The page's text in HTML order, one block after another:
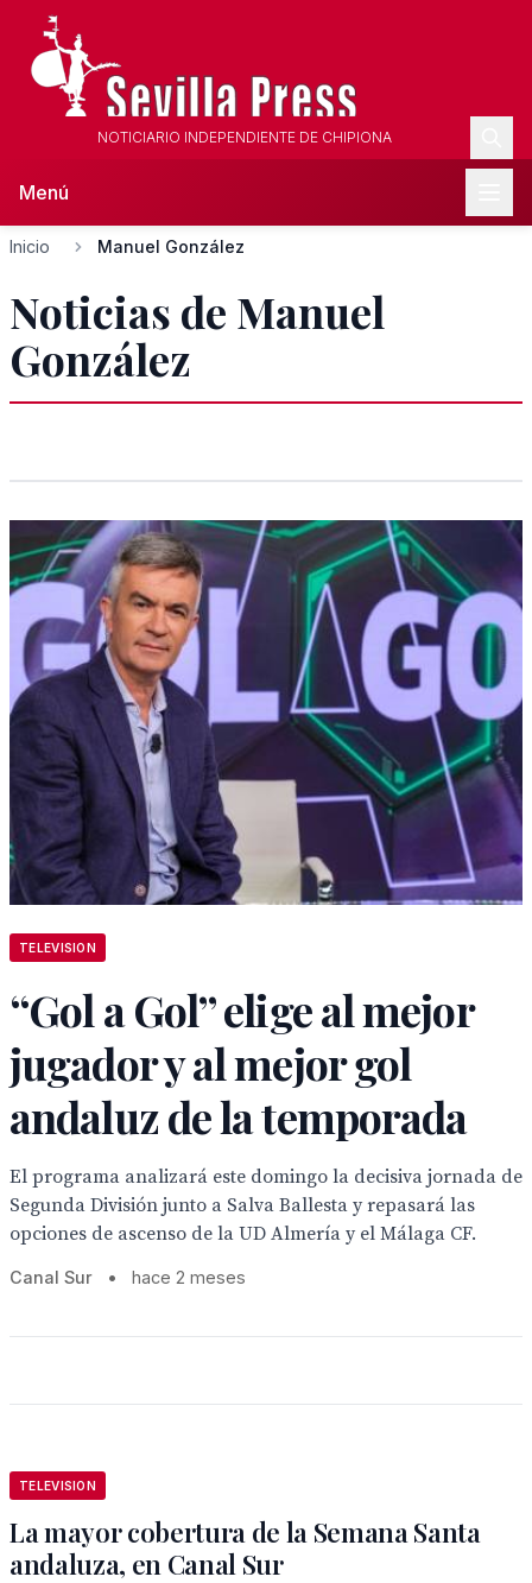
NOTICIARIO INDEPENDIENTE DE CHIPIONA
Menú
Inicio Manuel González
Noticias de Manuel
González
TELEVISION
“Gol a Gol” elige al mejor
jugador y al mejor gol
andaluz de la temporada
El programa analizará este domingo la decisiva jornada de
Segunda División junto a Salva Ballesta y repasará las
opciones de ascenso de la UD Almería y el Málaga CF.
Canal Sur • hace 2 meses
TELEVISION
La mayor cobertura de la Semana Santa
andaluza, en Canal Sur